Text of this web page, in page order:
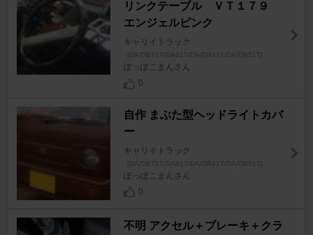
リンクテーブル ＶＴ１７９
エンジェルピンク
キャリイトラック
[DA/DB71T/DA81T/DA/DB41T/DA/DB51T]
ぽっぽこまんさん
0
自作 まぶた型ヘッドライトカバ
ー
キャリイトラック
[DA/DB71T/DA81T/DA/DB41T/DA/DB51T]
ぽっぽこまんさん
0
不明 アクセル＋ブレーキ＋クラ